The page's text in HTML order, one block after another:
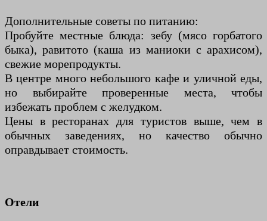
Дополнительные советы по питанию:
Пробуйте местные блюда: зебу (мясо горбатого
быка), равитото (каша из маниоки с арахисом),
свежие морепродукты.
В центре много небольшого кафе и уличной еды,
но выбирайте проверенные места, чтобы
избежать проблем с желудком.
Цены в ресторанах для туристов выше, чем в
обычных заведениях, но качество обычно
оправдывает стоимость.
Отели